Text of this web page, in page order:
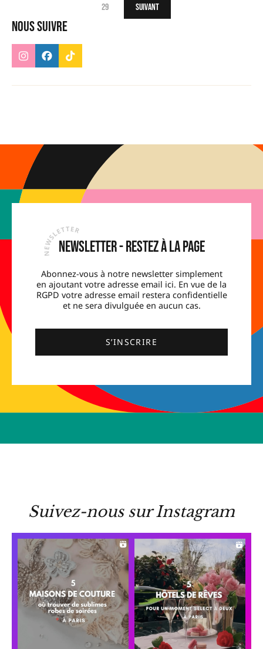
Nous suivre
29 Suivant
Newsletter - Restez à la page
Abonnez-vous à notre newsletter simplement
en ajoutant votre adresse email ici. En vue de la
RGPD votre adresse email restera confidentielle
et ne sera divulguée en aucun cas.
S’INSCRIRE
Suivez-nous sur Instagram